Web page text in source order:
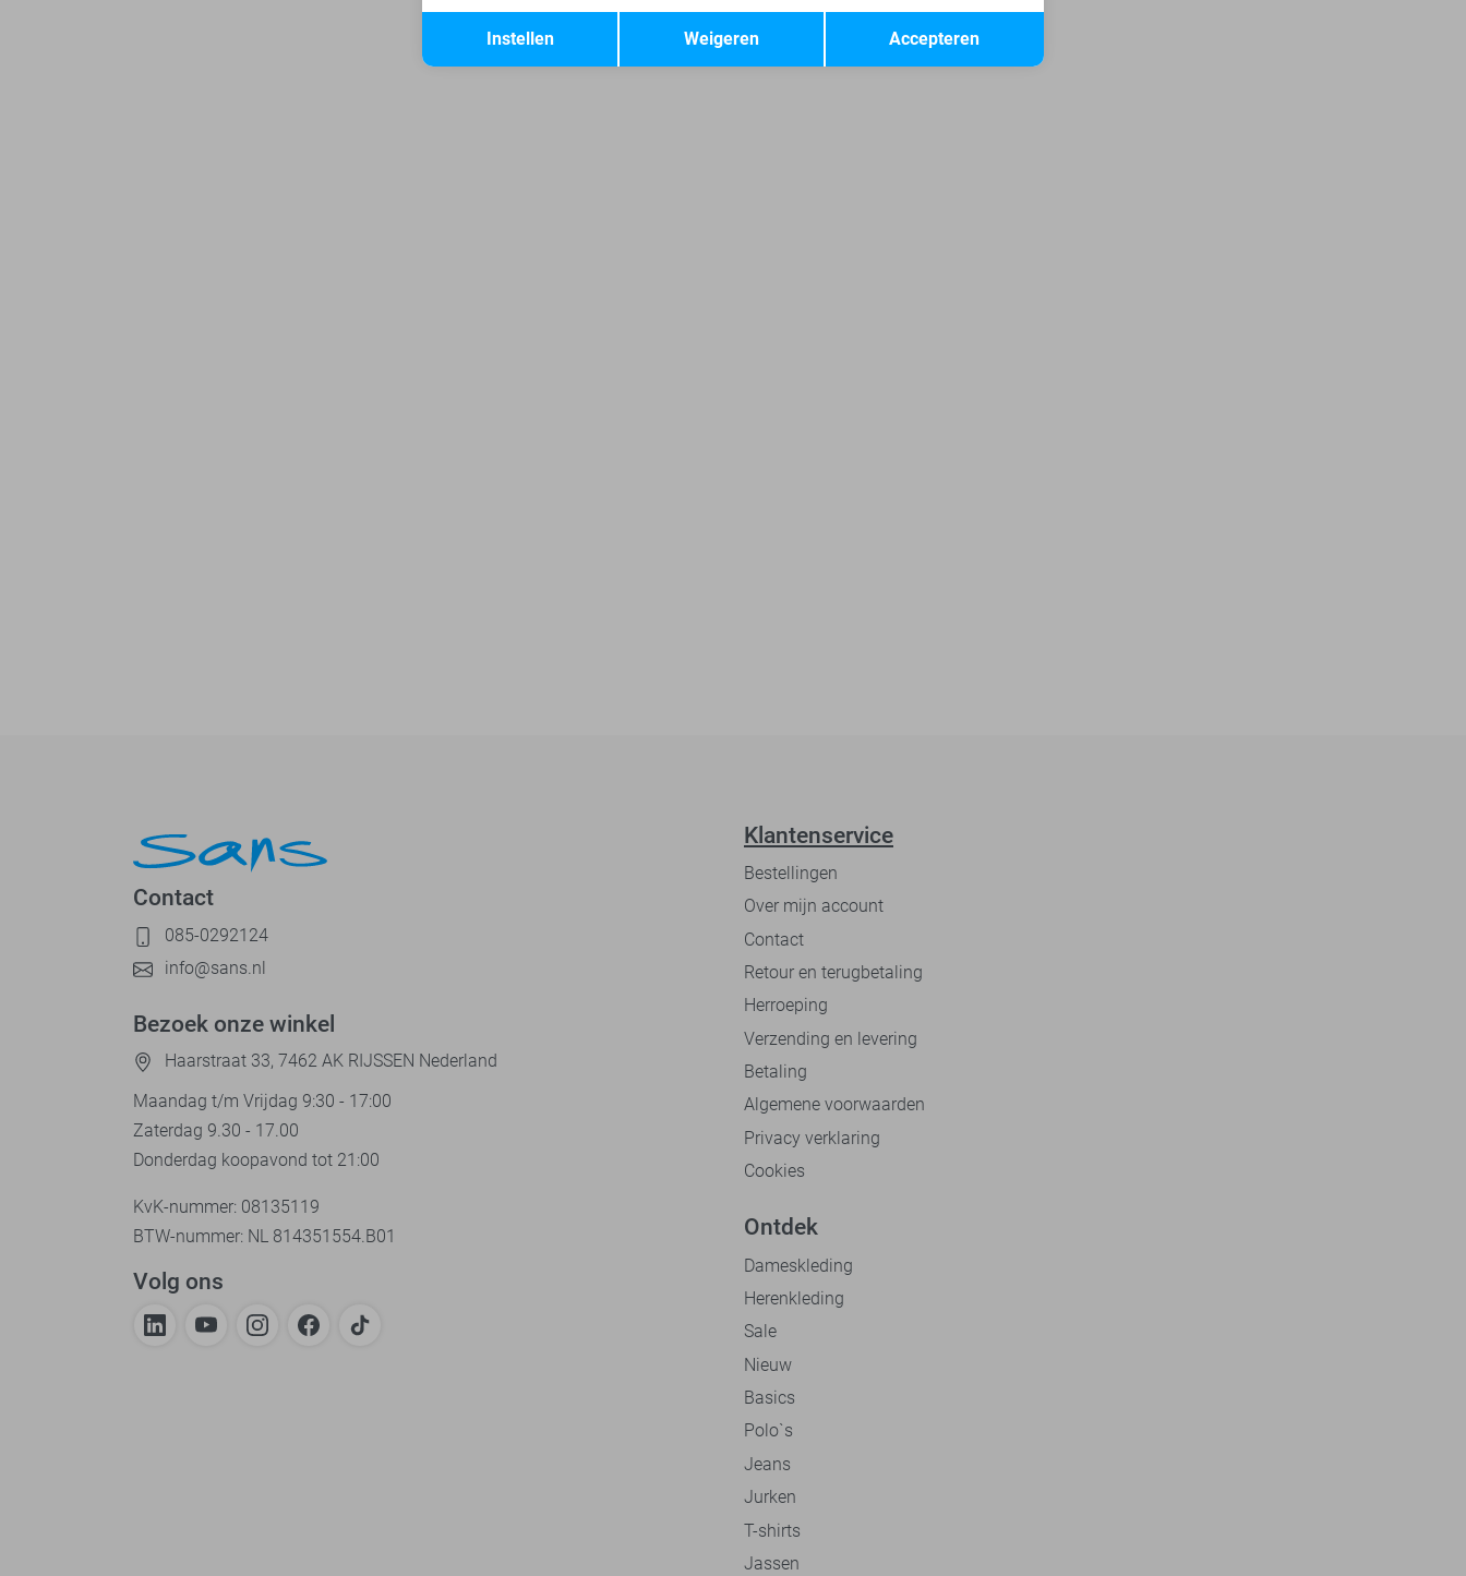
Contact
085-0292124
info@sans.nl
Bezoek onze winkel
Haarstraat 33, 7462 AK RIJSSEN Nederland
Maandag t/m Vrijdag 9:30 - 17:00
Zaterdag 9.30 - 17.00
Donderdag koopavond tot 21:00
KvK-nummer: 08135119
BTW-nummer: NL 814351554.B01
Volg ons
Klantenservice
Bestellingen
Over mijn account
Contact
Retour en terugbetaling
Herroeping
Verzending en levering
Betaling
Algemene voorwaarden
Privacy verklaring
Cookies
Ontdek
Dameskleding
Herenkleding
Sale
Nieuw
Basics
Polo`s
Jeans
Jurken
T-shirts
Jassen
Terug Opslaan
Accepteren
Weigeren
Instellen